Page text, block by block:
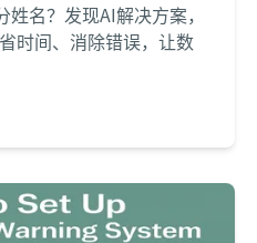
名？发现AI解决方案，
时间、消除错误，让数